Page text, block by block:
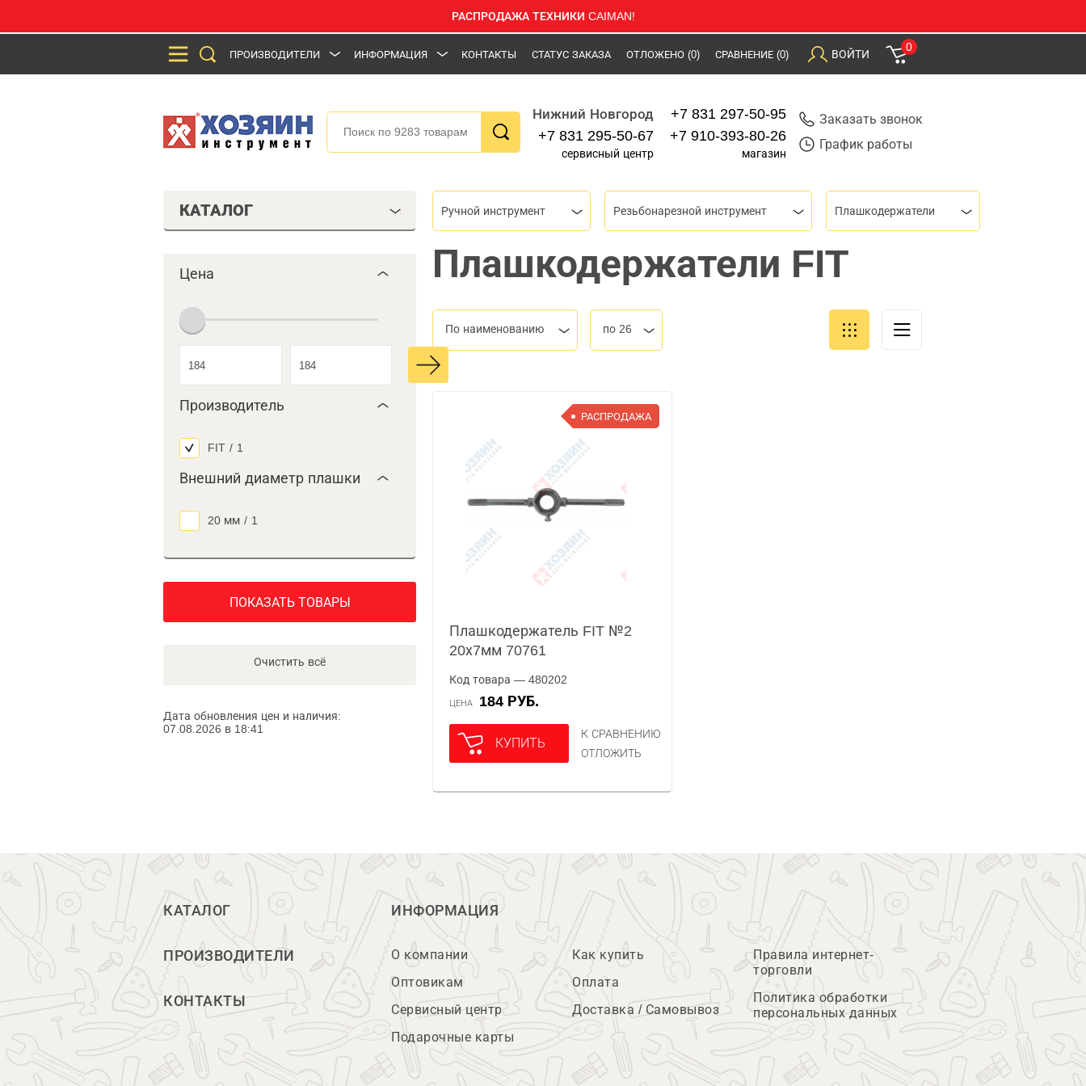
РАСПРОДАЖА ТЕХНИКИ CAIMAN!
ПРОИЗВОДИТЕЛИ ИНФОРМАЦИЯ КОНТАКТЫ СТАТУС ЗАКАЗА ОТЛОЖЕНО (0) СРАВНЕНИЕ (0) ВОЙТИ
0
Нижний Новгород
+7 831 295-50-67
сервисный центр
+7 831 297-50-95
+7 910-393-80-26
магазин
Заказать звонок
График работы
КАТАЛОГ
Цена
Производитель
FIT / 1
Внешний диаметр плашки
20 мм / 1
ПОКАЗАТЬ ТОВАРЫ
Очистить всё
Дата обновления цен и наличия:
07.08.2026 в 18:41
Ручной инструмент Резьбонарезной инструмент Плашкодержатели
Плашкодержатели FIT
По наименованию по 26
РАСПРОДАЖА
Плашкодержатель FIT №2
20х7мм 70761
Код товара — 480202
ЦЕНА 184 РУБ.
КУПИТЬ
К СРАВНЕНИЮ
ОТЛОЖИТЬ
КАТАЛОГ
ПРОИЗВОДИТЕЛИ
КОНТАКТЫ
ИНФОРМАЦИЯ
О компании
Оптовикам
Сервисный центр
Подарочные карты
Как купить
Оплата
Доставка / Самовывоз
Правила интернет-
торговли
Политика обработки
персональных данных